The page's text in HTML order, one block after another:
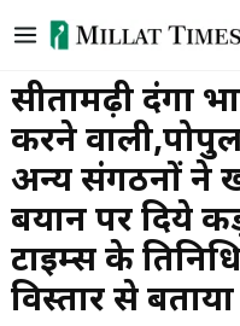
to
content
सीतामढ़ी दंगा
करने
अन्य संगठनों ने
बयान पर दिये
टाइम्स के
विस्तार से बताया